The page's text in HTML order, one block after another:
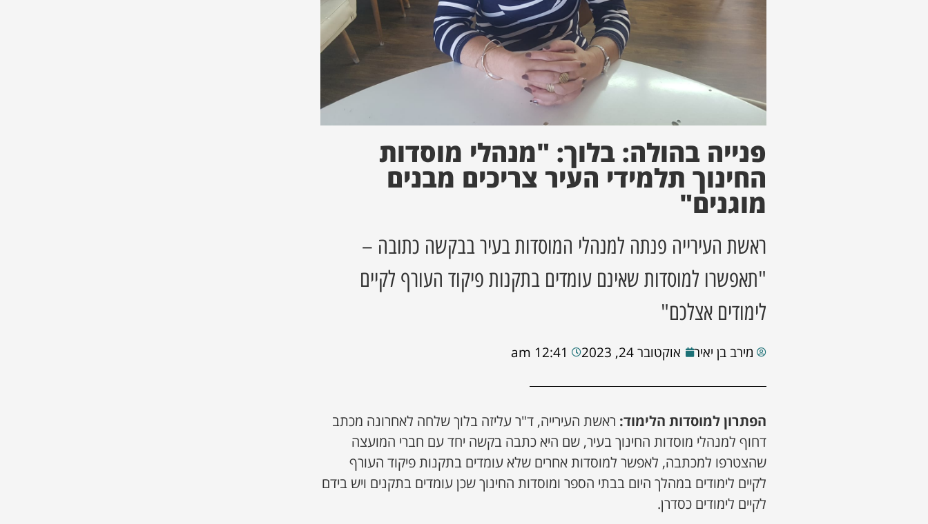
פנייה בהולה: בלוך: "מנהלי מוסדות
החינוך תלמידי העיר צריכים מבנים
מוגנים"
ראשת העירייה פנתה למנהלי המוסדות בעיר בבקשה כתובה –
"תאפשרו למוסדות שאינם עומדים בתקנות פיקוד העורף לקיים
לימודים אצלכם"
מירב בן יאיר אוקטובר 24, 2023 12:41 am
הפתרון למוסדות הלימוד: ראשת העירייה, ד"ר עליזה בלוך שלחה לאחרונה מכתב
דחוף למנהלי מוסדות החינוך בעיר, שם היא כתבה בקשה יחד עם חברי המועצה
שהצטרפו למכתבה, לאפשר למוסדות אחרים שלא עומדים בתקנות פיקוד העורף
לקיים לימודים במהלך היום בבתי הספר ומוסדות החינוך שכן עומדים בתקנים ויש בידם
לקיים לימודים כסדרן.